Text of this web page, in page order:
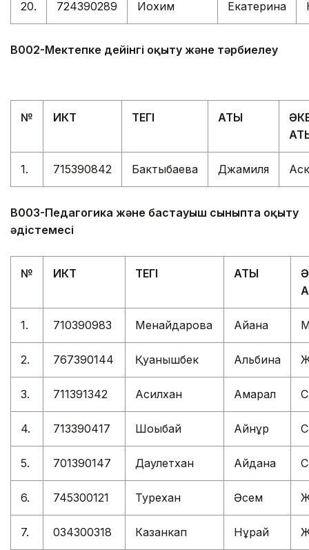
20. 724390289 Иохим Екатерина
В002-Мектепке дейінгі оқыту және тәрбиелеу
№ ИКТ ТЕГІ АТЫ
1. 715390842 Бактыбаева Джамиля
В003-Педагогика және бастауыш сыныпта оқыту
әдістемесі
№ ИКТ ТЕГІ АТЫ
1. 710390983 Менайдарова Айана
2. 767390144 Қуанышбек Альбина
3. 711391342 Асилхан Ақмарал
4. 713390417 Шоқыбай Айнұр
5. 701390147 Даулетхан Айдана
6. 745300121 Турехан Әсем
7. 034300318 Казанкап Нұрай